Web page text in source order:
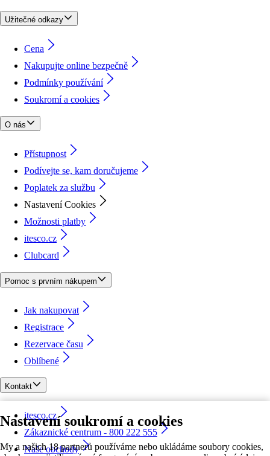
Nastavení soukromí a cookies
My a našich 18 partnerů používáme nebo ukládáme soubory cookies,
Užitečné odkazy
Cena
Nakupujte online bezpečně
Podmínky používání
Soukromí a cookies
O nás
Přístupnost
Podívejte se, kam doručujeme
Poplatek za službu
Nastavení Cookies
Možnosti platby
itesco.cz
Clubcard
Pomoc s prvním nákupem
Jak nakupovat
Registrace
Rezervace času
Oblíbené
Kontakt
itesco.cz
Zákaznické centrum - 800 222 555
Naše obchody